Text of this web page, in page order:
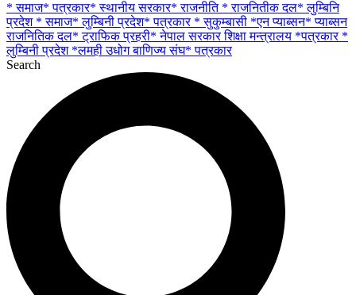
* समाज* पत्रकार* स्थानीय सरकार* राजनीति * राजनितीक दल* लुम्बिनि
प्रदेश * समाज* लुम्बिनी प्रदेश* पत्रकार * सुकुम्बासी *एन प्याब्सन* प्याब्सन
राजनितिक दल* ट्राफिक प्रहरी* नेपाल सरकार शिक्षा मन्त्रालय *पत्रकार *
लुम्बिनी प्रदेश *लमही उधोग बाणिज्य संघ* पत्रकार
Search